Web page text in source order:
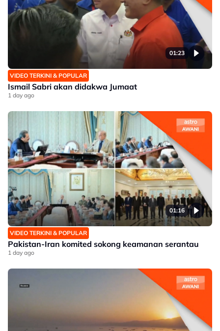
01:23
VIDEO TERKINI & POPULAR
Ismail Sabri akan didakwa Jumaat
1 day ago
01:16
VIDEO TERKINI & POPULAR
Pakistan-Iran komited sokong keamanan serantau
1 day ago